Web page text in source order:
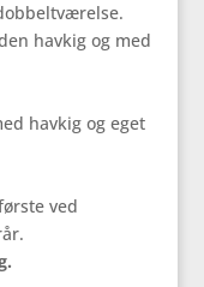
havkig og med
havkig og eget
ved